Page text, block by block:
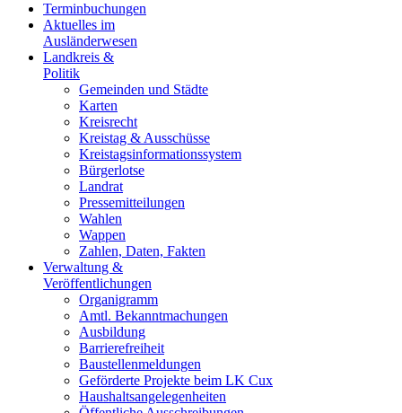
Terminbuchungen
Aktuelles im
Ausländerwesen
Landkreis &
Politik
Gemeinden und Städte
Karten
Kreisrecht
Kreistag & Ausschüsse
Kreistagsinformationssystem
Bürgerlotse
Landrat
Pressemitteilungen
Wahlen
Wappen
Zahlen, Daten, Fakten
Verwaltung &
Veröffentlichungen
Organigramm
Amtl. Bekanntmachungen
Ausbildung
Barrierefreiheit
Baustellenmeldungen
Geförderte Projekte beim LK Cux
Haushaltsangelegenheiten